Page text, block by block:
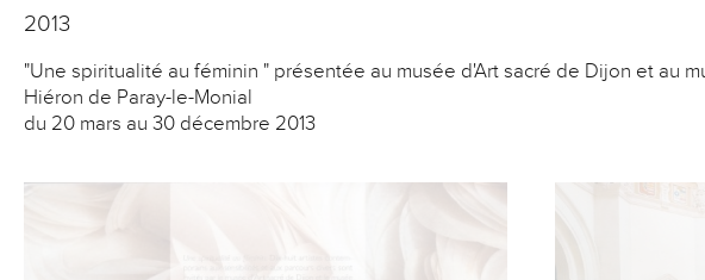
2013
"Une spiritualité au féminin " présentée au musée d'Art sacré de Dijon et au
Hiéron de Paray-le-Monial
du 20 mars au 30 décembre 2013